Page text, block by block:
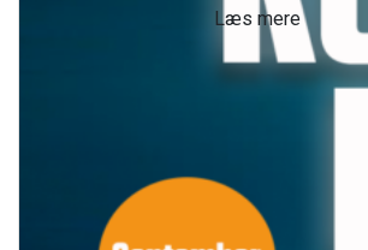
Læs mere